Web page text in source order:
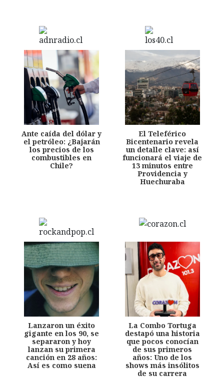
Ante caída del dólar y
el petróleo: ¿Bajarán
los precios de los
combustibles en
Chile?
El Teleférico
Bicentenario revela
un detalle clave: así
funcionará el viaje de
13 minutos entre
Providencia y
Huechuraba
Lanzaron un éxito
gigante en los 90, se
separaron y hoy
lanzan su primera
canción en 28 años:
Así es como suena
La Combo Tortuga
destapó una historia
que pocos conocían
de sus primeros
años: Uno de los
shows más insólitos
de su carrera